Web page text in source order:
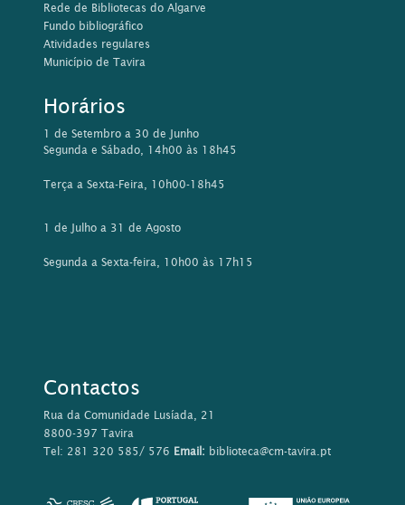
Rede de Bibliotecas do Algarve
Fundo bibliográfico
Atividades regulares
Município de Tavira
Horários
1 de Setembro a 30 de Junho
Segunda e Sábado, 14h00 às 18h45
Terça a Sexta-Feira, 10h00-18h45
1 de Julho a 31 de Agosto
Segunda a Sexta-feira, 10h00 às 17h15
Contactos
Rua da Comunidade Lusíada, 21
8800-397 Tavira
Tel: 281 320 585/ 576 Email: biblioteca@cm-tavira.pt